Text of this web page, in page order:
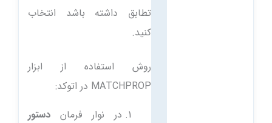
تطابق داشته باشد انتخاب
کنید.
روش استفاده از ابزار
MATCHPROP در اتوکد:
در نوار فرماندستور